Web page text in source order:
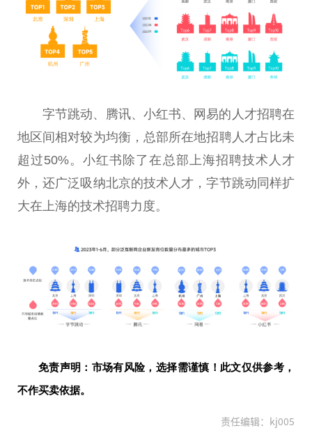
字节跳动、腾讯、小红书、网易的人才招聘在
地区间相对较为均衡， 总部所在地招聘人才占比未
超过50%。小红书除了在 总部上海招聘技术人才
外，还广泛吸纳北京的技术人才，字节跳动同样扩
大在上海的技术招聘力度。
免责声明：市场有风险，选择需谨慎！此文仅供参考，
不作买卖依据。
责任编辑：kj005